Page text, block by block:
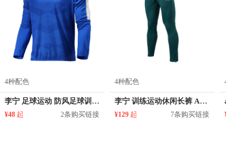
4种配色
李宁 足球运动 防风足球训练长袖T恤 AFDM213
¥48 起 2条购买链接
4种配色
李宁 训练运动休闲长裤 AKLN151
¥129 起 7条购买链接